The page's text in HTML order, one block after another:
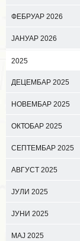
ФЕБРУАР 2026
ЈАНУАР 2026
2025
ДЕЦЕМБАР 2025
НОВЕМБАР 2025
ОКТОБАР 2025
СЕПТЕМБАР 2025
АВГУСТ 2025
ЈУЛИ 2025
ЈУНИ 2025
МАЈ 2025